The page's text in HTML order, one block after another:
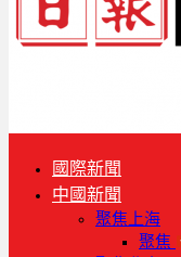
國際新聞
中國新聞
聚焦上海
聚焦